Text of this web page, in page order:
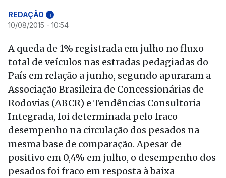
REDAÇÃO i
10/08/2015 - 10:54
A queda de 1% registrada em julho no fluxo
total de veículos nas estradas pedagiadas do
País em relação a junho, segundo apuraram a
Associação Brasileira de Concessionárias de
Rodovias (ABCR) e Tendências Consultoria
Integrada, foi determinada pelo fraco
desempenho na circulação dos pesados na
mesma base de comparação. Apesar de
positivo em 0,4% em julho, o desempenho dos
pesados foi fraco em resposta à baixa